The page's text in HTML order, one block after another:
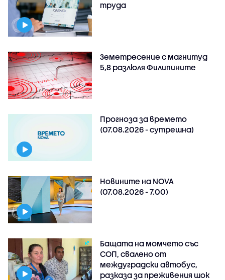
труда
Земетресение с магнитуд
5,8 разлюля Филипините
Прогноза за времето
(07.08.2026 - сутрешна)
Новините на NOVA
(07.08.2026 - 7.00)
Бащата на момчето със
СОП, свалено от
междуградски автобус,
разказа за преживения шок